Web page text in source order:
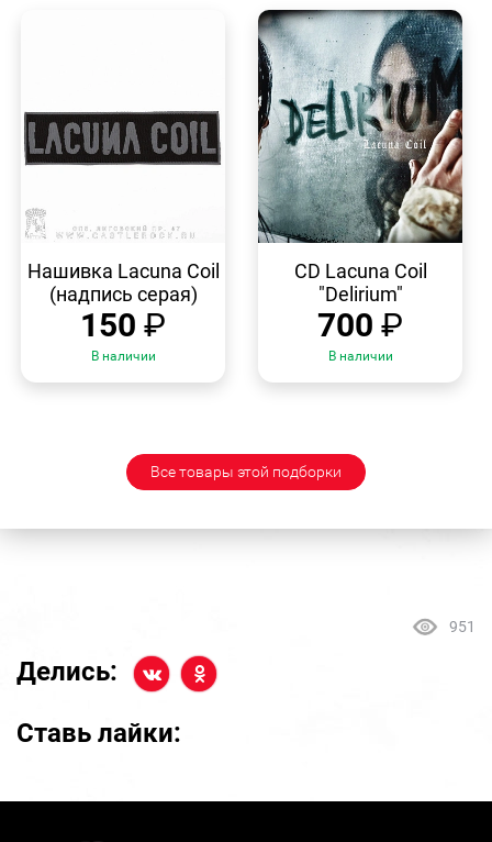
ПРОСМОТР
Нашивка Lacuna Coil
(надпись серая)
150 ₽
В наличии
ПРОСМОТР
CD Lacuna Coil
"Delirium"
700 ₽
В наличии
Все товары этой подборки
951
Делись:
Ставь лайки: